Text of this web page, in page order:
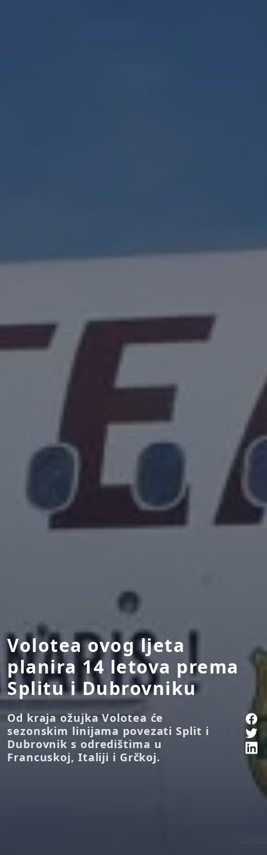
Volotea ovog ljeta
planira 14 letova prema
Splitu i Dubrovniku
Od kraja ožujka Volotea će
sezonskim linijama povezati Split i
Dubrovnik s odredištima u
Francuskoj, Italiji i Grčkoj.